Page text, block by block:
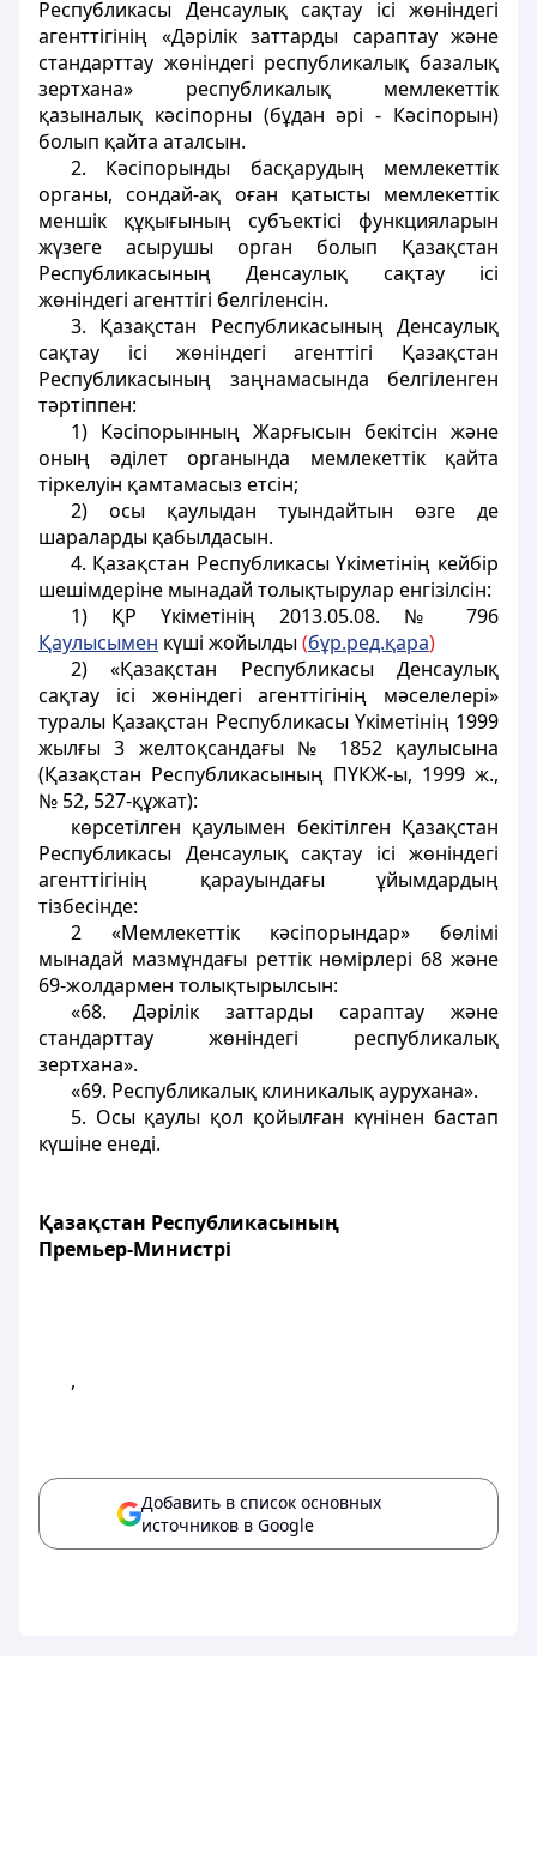
Республикасы Денсаулық сақтау iсi жөніндегі
агенттiгiнiң «Дәрiлiк заттарды сараптау және
стандарттау жөніндегі республикалық базалық
зертхана» республикалық мемлекеттік
қазыналық кәсiпорны (бұдан әрi - Кәсiпорын)
болып қайта аталсын.
2. Кәсiпорынды басқарудың мемлекеттік
органы, сондай-ақ оған қатысты мемлекеттік
меншiк құқығының субъектiсi функцияларын
жүзеге асырушы орган болып Қазақстан
Республикасының Денсаулық сақтау iсi
жөніндегі агенттiгi белгiленсiн.
3. Қазақстан Республикасының Денсаулық
сақтау iсi жөніндегі агенттiгi Қазақстан
Республикасының заңнамасында белгіленген
тәртiппен:
1) Кәсiпорынның Жарғысын бекiтсiн және
оның әдiлет органында мемлекеттік қайта
тiркелуiн қамтамасыз етсiн;
2) осы қаулыдан туындайтын өзге де
шараларды қабылдасын.
4. Қазақстан Республикасы Үкіметінiң кейбір
шешiмдерiне мынадай толықтырулар енгiзiлсiн:
1) ҚР Үкіметінің 2013.05.08. № 796
Қаулысымен күші жойылды(бұр.ред.қара)
2) «Қазақстан Республикасы Денсаулық
сақтау iсi жөніндегі агенттiгiнiң мәселелерi»
туралы Қазақстан Республикасы Yкіметінiң 1999
жылғы 3 желтоқсандағы № 1852 қаулысына
(Қазақстан Республикасының ПҮКЖ-ы, 1999 ж.,
№ 52, 527-құжат):
көрсетiлген қаулымен бекітілген Қазақстан
Республикасы Денсаулық сақтау iсi жөніндегі
агенттiгiнiң қарауындағы ұйымдардың
тiзбесiнде:
2 «Мемлекеттік кәсiпорындар» бөлiмi
мынадай мазмұндағы реттiк нөмiрлерi 68 және
69-жолдармен толықтырылсын:
«68. Дәрiлiк заттарды сараптау және
стандарттау жөніндегі республикалық
зертхана».
«69. Республикалық клиникалық аурухана».
5. Осы қаулы қол қойылған күнінен бастап
күшiне енедi.
Қазақстан Республикасының
Премьер-Министрі
,
Добавить в список основных
источников в Google